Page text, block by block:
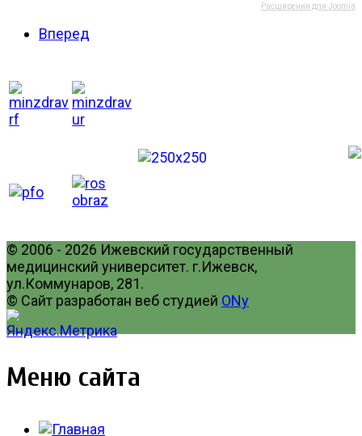
Расширения для Joomla
Вперед
© 2006 - 2026 Ижевский государственный
медицинский университет. г.Ижевск,
ул.Коммунаров, 281.
© Сайт разработан веб студией ONy
Меню сайта